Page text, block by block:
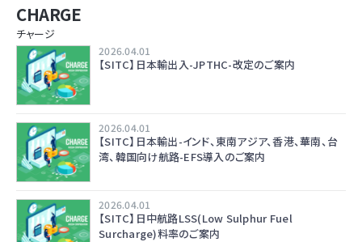
CHARGE
チャージ
2026.04.01
【SITC】日本輸出入-JPTHC-改定のご案内
2026.04.01
【SITC】日本輸出-インド、東南アジア、香港、華南、台
湾、韓国向け航路-EFS導入のご案内
2026.04.01
【SITC】日中航路LSS(Low Sulphur Fuel
Surcharge)料率のご案内